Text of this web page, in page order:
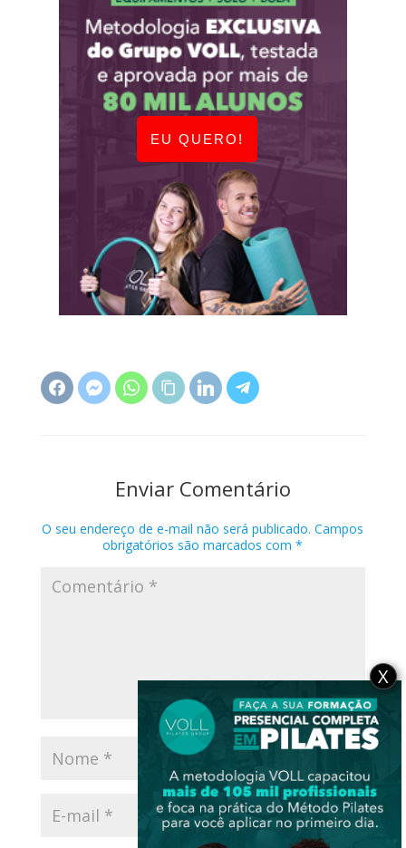
EU QUERO!
Enviar Comentário
O seu endereço de e-mail não será publicado. Campos
obrigatórios são marcados com*
X